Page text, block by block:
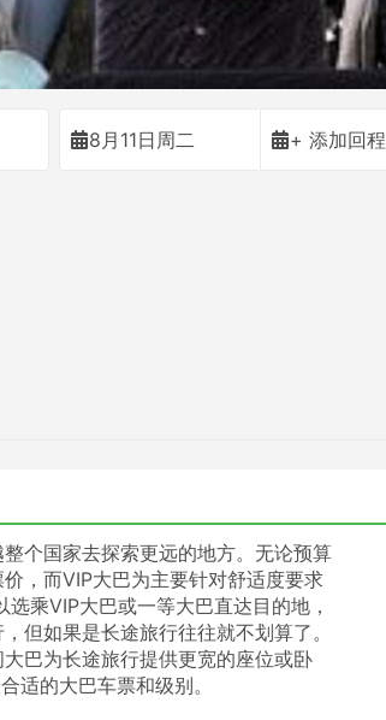
8月11日周二 + 添加回程
个国家去探索更远的地方。无论预算
，而VIP大巴为主要针对舒适度要求
乘VIP大巴或一等大巴直达目的地，
但如果是长途旅行往往就不划算了。
巴为长途旅行提供更宽的座位或卧
适的大巴车票和级别。